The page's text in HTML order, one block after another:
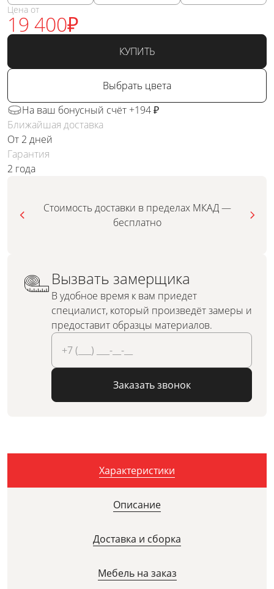
Цена от
19 400₽
КУПИТЬ
Выбрать цвета
На ваш бонусный счёт +194 ₽
Ближайшая доставка
От 2 дней
Гарантия
2 года
Стоимость доставки в пределах МКАД —
бесплатно
Вызвать замерщика
В удобное время к вам приедет
специалист, который произведёт замеры и
предоставит образцы материалов.
Заказать звонок
Характеристики
Описание
Доставка и сборка
Мебель на заказ